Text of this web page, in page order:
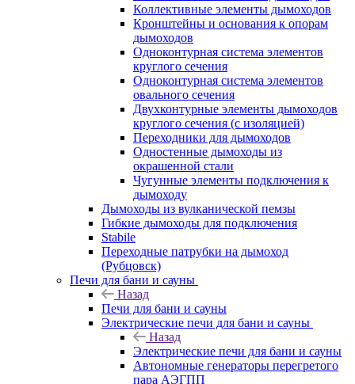
Коллективные элементы дымоходов
Кронштейны и основания к опорам
дымоходов
Одноконтурная система элементов
круглого сечения
Одноконтурная система элементов
овального сечения
Двухконтурные элементы дымоходов
круглого сечения (с изоляцией)
Переходники для дымоходов
Одностенные дымоходы из
окрашенной стали
Чугунные элементы подключения к
дымоходу
Дымоходы из вулканической пемзы
Гибкие дымоходы для подключения
Stabile
Переходные патрубки на дымоход
(Рубцовск)
Печи для бани и сауны
Назад
Печи для бани и сауны
Электрические печи для бани и сауны
Назад
Электрические печи для бани и сауны
Автономные генераторы перегретого
пара АЭГПП